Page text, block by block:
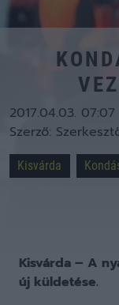
2017.04.03. 07:07
Szerző:
Kisvárda
Kisvárda – A
új küldetése.